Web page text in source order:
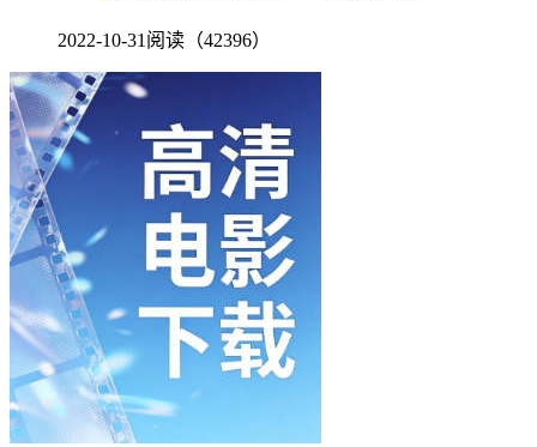
2022-10-31 阅读（42396）